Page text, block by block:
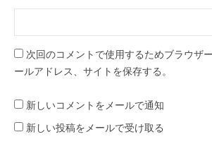
次回のコメントで使用するためブラウザ
ールアドレス、サイトを保存する。
新しいコメントをメールで通知
新しい投稿をメールで受け取る